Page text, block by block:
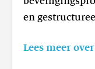
en
Lees meer